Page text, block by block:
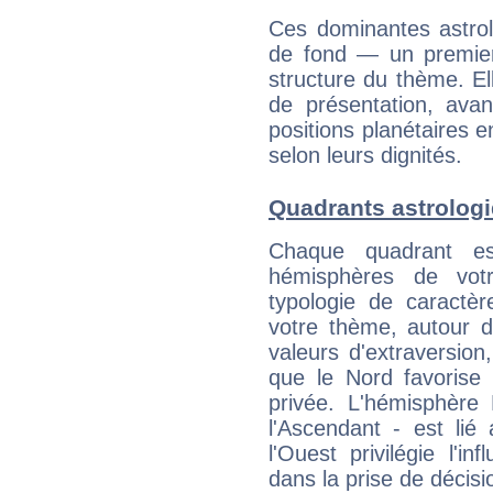
Ces dominantes
de fond — un
structure du thème.
de présentation,
positions planétaires
selon leurs dignités.
Quadrants
Chaque quadrant
hémisphères de
typologie de
votre thème, autour
valeurs
que le Nord favorise
privée.
l'Ascendant - est
l'Ouest privilégie
dans la prise de